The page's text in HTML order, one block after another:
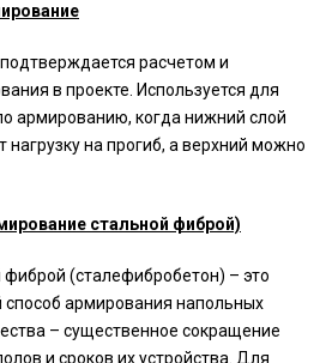
расчетом и
в проекте. Используется для
армированию, когда нижний слой
на прогиб, а верхний можно
стальной фиброй)
(сталефибробетон) – это
армирования напольных
– существенное сокращение
и сроков их устройства. Для